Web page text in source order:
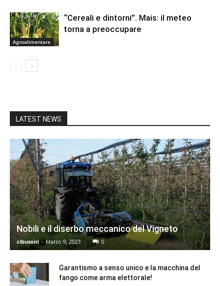
Agroalimentare
“Cereali e dintorni”. Mais: il meteo
torna a preoccupare
LATEST NEWS
Nobili e il diserbo meccanico del Vigneto
cibusonl - Marzo 9, 2023 0
Garantismo a senso unico e la macchina del
fango come arma elettorale!